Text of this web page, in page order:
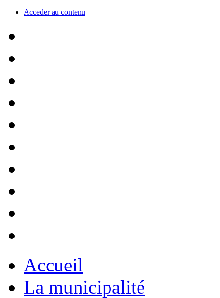
Acceder au contenu
Accueil
La municipalité